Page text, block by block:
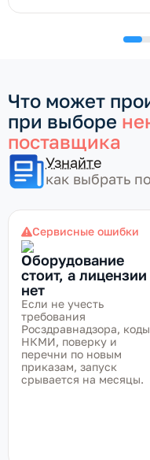
Что может
при выборе
поставщика
Узнайте
как выбрать
Сервисные ошибки
Оборудование
стоит, а лицензии
нет
Если не учесть
требования
Росздравнадзора, коды
НКМИ, поверку и
перечни по новым
приказам, запуск
срывается на месяцы.